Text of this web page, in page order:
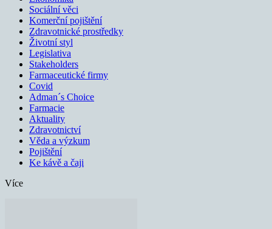
Sociální věci
Komerční pojištění
Zdravotnické prostředky
Životní styl
Legislativa
Stakeholders
Farmaceutické firmy
Covid
Adman´s Choice
Farmacie
Aktuality
Zdravotnictví
Věda a výzkum
Pojištění
Ke kávě a čaji
Více